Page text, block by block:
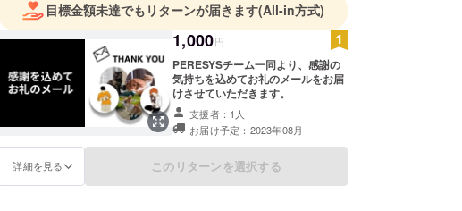
目標金額未達でもリターンが届きます(All-in方式)
1,000円
PERESYSチーム一同より、感謝の
気持ちを込めてお礼のメールをお届
けさせていただきます。
支援者：1人
お届け予定：2023年08月
詳細を見る このリターンを選択する